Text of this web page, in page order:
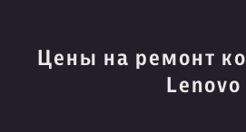
Цены на ремонт
Lenovo